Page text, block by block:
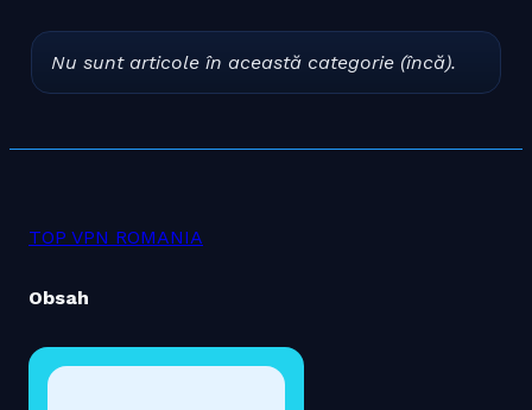
Nu sunt articole în această categorie (încă).
TOP VPN ROMANIA
Obsah